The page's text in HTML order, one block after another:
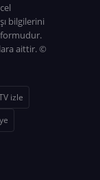
bilgilerini
aittir. ©
izle